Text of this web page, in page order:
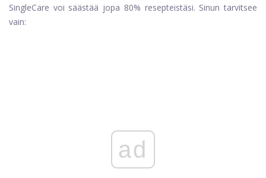
SingleCare voi säästää jopa 80% resepteistäsi. Sinun tarvitsee
vain:
ad